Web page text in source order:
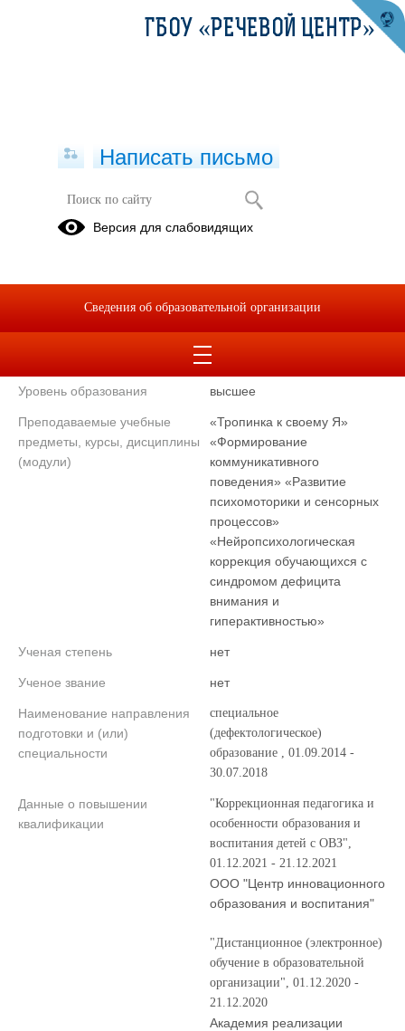
Педагог-психолог
Нигматзянова
Александровна
Уровень образования высшее
Преподаваемые учебные
предметы, курсы, дисциплины
(модули)
«Тропинка к своему Я»
«Формирование
коммуникативного
поведения» «Развитие
психомоторики и сенсорных
процессов»
«Нейропсихологическая
коррекция обучающихся с
синдромом дефицита
внимания и
гиперактивностью»
Ученая степень нет
Ученое звание нет
Наименование направления
подготовки и (или)
специальности
специальное
(дефектологическое)
образование , 01.09.2014 -
30.07.2018
Данные о повышении
квалификации
"Коррекционная педагогика и
особенности образования и
воспитания детей с ОВЗ",
01.12.2021 - 21.12.2021
ООО "Центр инновационного
образования и воспитания"
"Дистанционное (электронное)
обучение в образовательной
организации", 01.12.2020 -
21.12.2020
Академия реализации
ГБОУ «РЕЧЕВОЙ ЦЕНТР»
Написать письмо
Версия для слабовидящих
Сведения об образовательной организации